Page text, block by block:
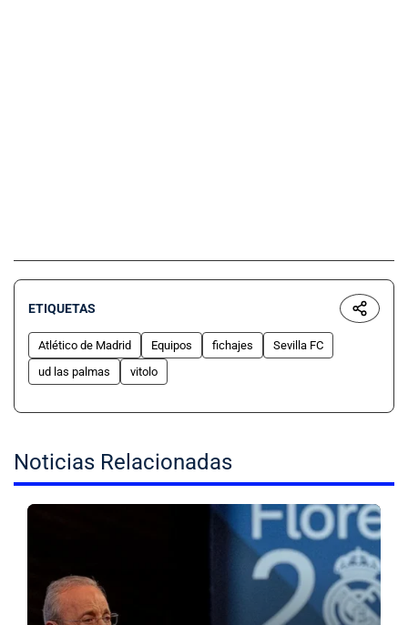
ETIQUETAS
Atlético de Madrid Equipos fichajes
Sevilla FC
ud las palmas
vitolo
Noticias Relacionadas